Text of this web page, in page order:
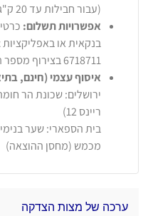
(עבור חבילות עד 20 ק"ג).
אפשרויות תשלום:
6718711 בצירוף מספר הזמנה).
איסוף עצמי (חינם,
ירושלים: שכונת הר
ריינס 12)
בית הספארי: שער
מכמש (מחסן ההוצאה)
ערכה של מצות הצדקה